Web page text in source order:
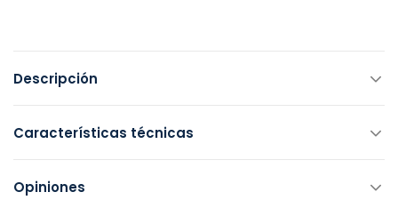
Descripción
Características técnicas
Opiniones